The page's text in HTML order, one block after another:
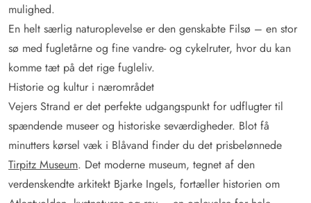
mulighed.
En helt særlig naturoplevelse er den genskabte Filsø – en stor
sø med fugletårne og fine vandre- og cykelruter, hvor du kan
komme tæt på det rige fugleliv.
Historie og kultur i nærområdet
Vejers Strand er det perfekte udgangspunkt for udflugter til
spændende museer og historiske seværdigheder. Blot få
minutters kørsel væk i Blåvand finder du det prisbelønnede
Tirpitz Museum. Det moderne museum, tegnet af den
verdenskendte arkitekt Bjarke Ingels, fortæller historien om